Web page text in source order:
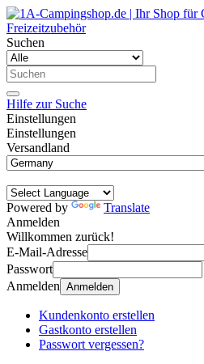
Suchen
Hilfe zur Suche
Einstellungen
Einstellungen
Versandland
Powered by
Translate
Anmelden
Willkommen zurück!
E-Mail-Adresse
Passwort
Anmelden Anmelden
Kundenkonto erstellen
Gastkonto erstellen
Passwort vergessen?